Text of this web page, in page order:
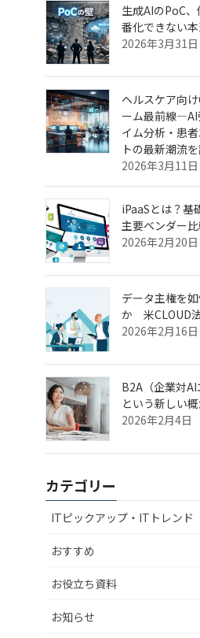
生成AIのPoC
番化できない
2026年3月31日
ヘルスケア向
ーム最前線—AI
イム分析・患
トの最新潮流
2026年3月11日
iPaaSとは？基
主要ベンダー
2026年2月20日
データ主権を
か 米CLOUD
2026年2月16日
B2A（企業対AI
という新しい
2026年2月4日
カテゴリー
ITピックアップ・ITトレンド
おすすめ
お役立ち資料
お知らせ